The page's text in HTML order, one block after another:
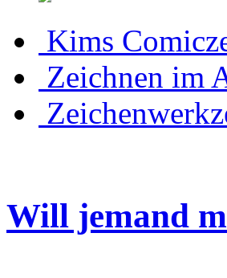
Kims
Zeichnen im
Will jemand